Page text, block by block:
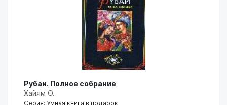
Рубаи. Полное собрание
Хайям О.
Серия: Умная книга в подарок